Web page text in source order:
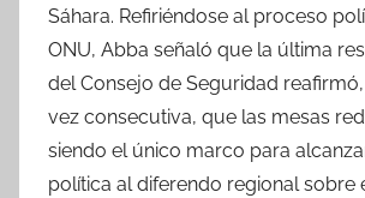
Sáhara. Refiriéndose al proceso
ONU, Abba señaló que la última
del Consejo de Seguridad
vez consecutiva, que las mesas
siendo el único marco para
política al diferendo regional sobre